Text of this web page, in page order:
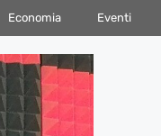
Economia Eventi